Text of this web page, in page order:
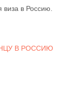
виза в Россию.
В РОССИЮ